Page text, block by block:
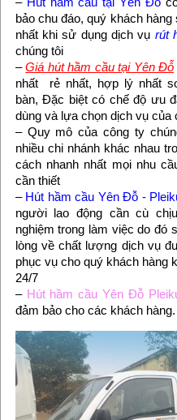
bảo chu đáo, quý khách
nhất khi sử dụng dịch vụ rút
chúng tôi
–Giá hút hầm cầu tại Yên Đỗ
nhất rẻ nhất, hợp lý nhất
bàn, Đặc biệt có chế độ ưu
dùng và lựa chọn dịch vụ của
– Quy mô của công ty
nhiều chi nhánh khác nhau
cách nhanh nhất mọi nhu
cần thiết
– Hút hầm cầu Yên Đỗ -
người lao động cần cù
nghiệm trong làm việc do đó
lòng về chất lượng dịch vụ
phục vụ cho quý khách hàng
24/7
– Hút hầm cầu Yên Đỗ
đảm bảo cho các khách hàng.